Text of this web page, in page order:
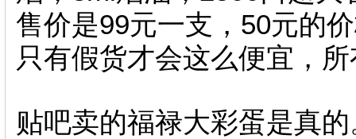
售价是99元一支，50元的
只有假货才会这么便宜，
贴吧卖的福禄大彩蛋是真